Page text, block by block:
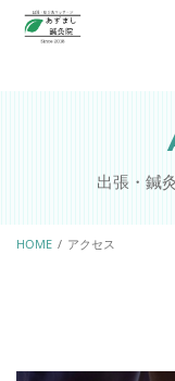
当院に
施術メニ
出張・鍼
HOME アクセス